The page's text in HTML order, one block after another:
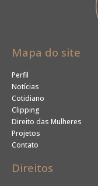
Mapa do site
Perfil
Notícias
Cotidiano
Clipping
Direito das Mulheres
Projetos
Contato
Direitos